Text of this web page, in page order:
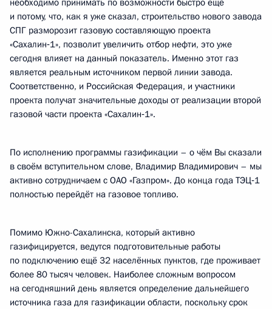
необходимо принимать по возможности быстро ещё
и потому, что, как я уже сказал, строительство нового завода
СПГ разморозит газовую составляющую проекта
«Сахалин‑1», позволит увеличить отбор нефти, это уже
сегодня влияет на данный показатель. Именно этот газ
является реальным источником первой линии завода.
Соответственно, и Российская Федерация, и участники
проекта получат значительные доходы от реализации второй
газовой части проекта «Сахалин‑1».
По исполнению программы газификации – о чём Вы сказали
в своём вступительном слове, Владимир Владимирович – мы
активно сотрудничаем с ОАО «Газпром». До конца года ТЭЦ‑1
полностью перейдёт на газовое топливо.
Помимо Южно-Сахалинска, который активно
газифицируется, ведутся подготовительные работы
по подключению ещё 32 населённых пунктов, где проживает
более 80 тысяч человек. Наиболее сложным вопросом
на сегодняшний день является определение дальнейшего
источника газа для газификации области, поскольку срок